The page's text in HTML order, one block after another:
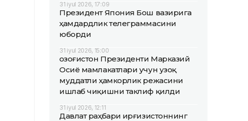
31 iyul 2026, 17:09
Президент Япония Бош вазирига
ҳамдардлик телеграммасини
юборди
31 iyul 2026, 15:00
Қозоғистон Президенти Марказий
Осиё мамлакатлари учун узоқ
муддатли ҳамкорлик режасини
ишлаб чиқишни таклиф қилди
31 iyul 2026, 12:11
Давлат раҳбари Қирғизистоннинг